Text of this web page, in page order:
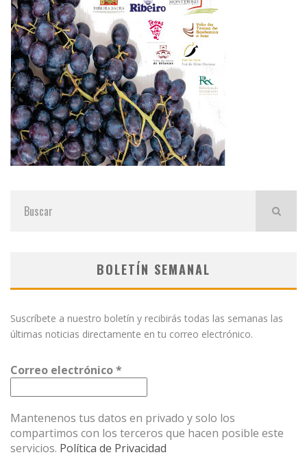
BOLETÍN SEMANAL
Suscríbete a nuestro boletín y recibirás todas las semanas las
últimas noticias directamente en tu correo electrónico.
Correo electrónico*
Mantenenos tus datos en privado y solo los
compartimos con los terceros que hacen posible este
servicios. Política de Privacidad